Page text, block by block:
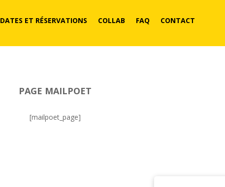
DATES ET RÉSERVATIONS COLLAB FAQ CONTACT
PAGE MAILPOET
[mailpoet_page]